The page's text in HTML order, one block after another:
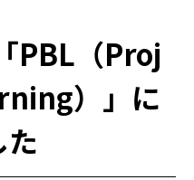
PBL（Proj
）」に